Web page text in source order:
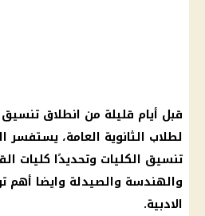
قبل أيام قليلة من انطلاق تنسيق
لطلاب الثانوية العامة، يستفسر
تنسيق الكليات وتحديدًا كليات
والهندسة والصيدلة وايضا أهم
الادبية.